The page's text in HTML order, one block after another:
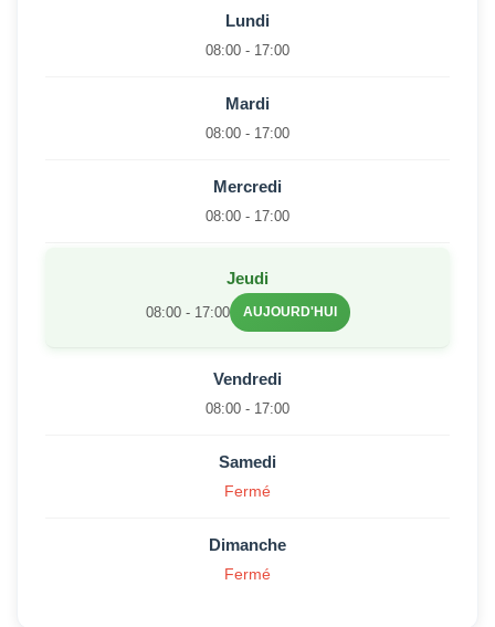
Lundi
08:00 - 17:00
Mardi
08:00 - 17:00
Mercredi
08:00 - 17:00
Jeudi
08:00 - 17:00 AUJOURD'HUI
Vendredi
08:00 - 17:00
Samedi
Fermé
Dimanche
Fermé